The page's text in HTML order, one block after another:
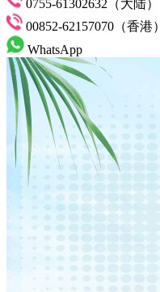
0755-61302632（大陆）
00852-62157070（香港）
WhatsApp